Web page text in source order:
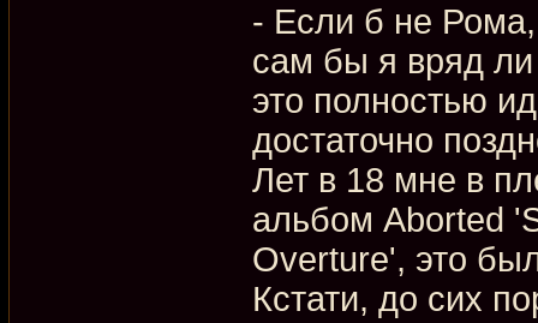
- Если б не
сам бы я вряд ли
это полностью
достаточно
Лет в 18 мне в
альбом Aborted
Overture', это
Кстати, до сих